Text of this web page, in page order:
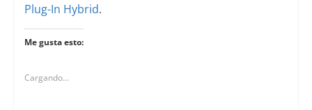
Plug-In Hybrid.
Me gusta esto:
Cargando...